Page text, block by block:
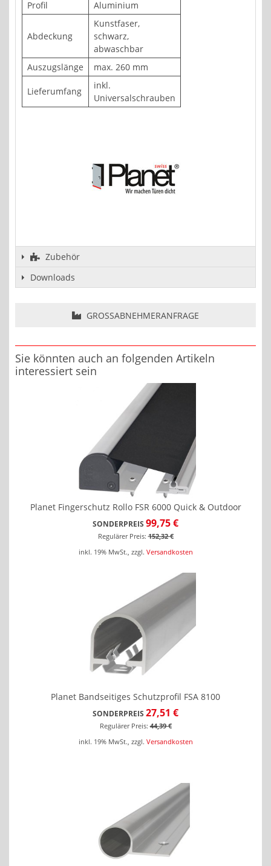
Profil Aluminium
Abdeckung
Kunstfaser,
schwarz,
abwaschbar
Auszugslänge
max. 260 mm
Lieferumfang
inkl.
Universalschrauben
Zubehör
Downloads
GROSSABNEHMERANFRAGE
Sie könnten auch an folgenden Artikeln
interessiert sein
Planet Fingerschutz Rollo FSR 6000 Quick & Outdoor
SONDERPREIS 99,75 €
Regulärer Preis: 152,32 €
inkl. 19% MwSt. zzgl. Versandkosten
Planet Bandseitiges Schutzprofil FSA 8100
SONDERPREIS 27,51 €
Regulärer Preis: 44,39 €
inkl. 19% MwSt. zzgl. Versandkosten